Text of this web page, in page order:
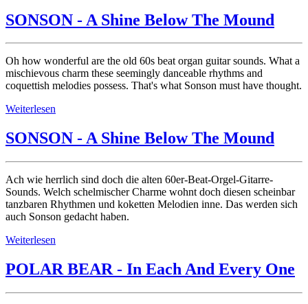
SONSON - A Shine Below The Mound
Oh how wonderful are the old 60s beat organ guitar sounds. What a
mischievous charm these seemingly danceable rhythms and
coquettish melodies possess. That's what Sonson must have thought.
Weiterlesen
SONSON - A Shine Below The Mound
Ach wie herrlich sind doch die alten 60er-Beat-Orgel-Gitarre-
Sounds. Welch schelmischer Charme wohnt doch diesen scheinbar
tanzbaren Rhythmen und koketten Melodien inne. Das werden sich
auch Sonson gedacht haben.
Weiterlesen
POLAR BEAR - In Each And Every One